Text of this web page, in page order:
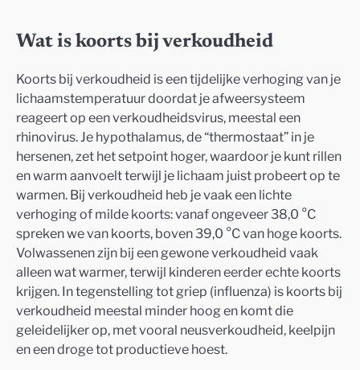
Wat is koorts bij verkoudheid
Koorts bij verkoudheid is een tijdelijke verhoging van je
lichaamstemperatuur doordat je afweersysteem
reageert op een verkoudheidsvirus, meestal een
rhinovirus. Je hypothalamus, de “thermostaat” in je
hersenen, zet het setpoint hoger, waardoor je kunt rillen
en warm aanvoelt terwijl je lichaam juist probeert op te
warmen. Bij verkoudheid heb je vaak een lichte
verhoging of milde koorts: vanaf ongeveer 38,0 °C
spreken we van koorts, boven 39,0 °C van hoge koorts.
Volwassenen zijn bij een gewone verkoudheid vaak
alleen wat warmer, terwijl kinderen eerder echte koorts
krijgen. In tegenstelling tot griep (influenza) is koorts bij
verkoudheid meestal minder hoog en komt die
geleidelijker op, met vooral neusverkoudheid, keelpijn
en een droge tot productieve hoest.